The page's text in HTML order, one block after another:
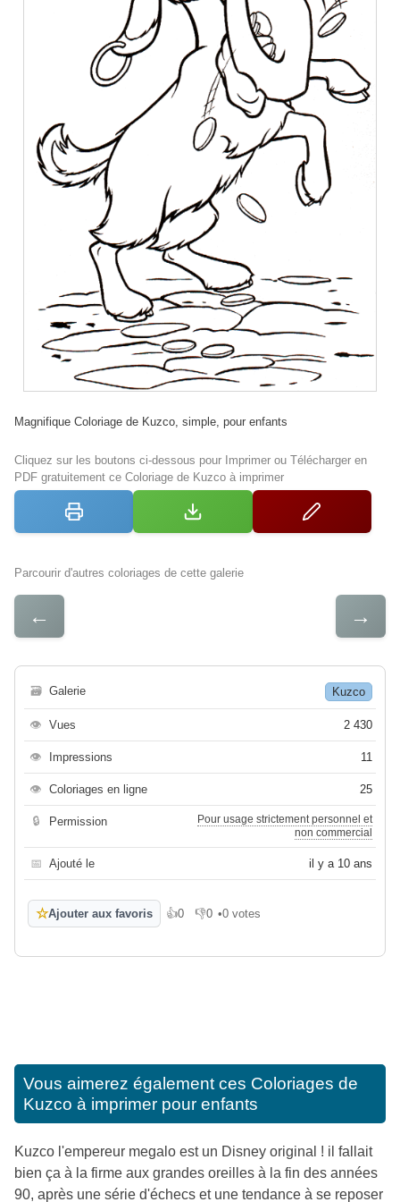
Magnifique Coloriage de Kuzco, simple, pour enfants
Cliquez sur les boutons ci-dessous pour Imprimer ou Télécharger en
PDF gratuitement ce Coloriage de Kuzco à imprimer
Parcourir d'autres coloriages de cette galerie
← →
🗃 Galerie Kuzco
👁 Vues 2 430
👁 Impressions 11
👁 Coloriages en ligne 25
🔒 Permission
Pour usage strictement personnel et
non commercial
📅 Ajouté le il y a 10 ans
☆Ajouter aux favoris 👍0
J'aime 👎0
Je n'aime pas
•0 votes
Vous aimerez également ces Coloriages de
Kuzco à imprimer pour enfants
Kuzco l'empereur megalo est un Disney original ! il fallait
bien ça à la firme aux grandes oreilles à la fin des années
90, après une série d'échecs et une tendance à se reposer